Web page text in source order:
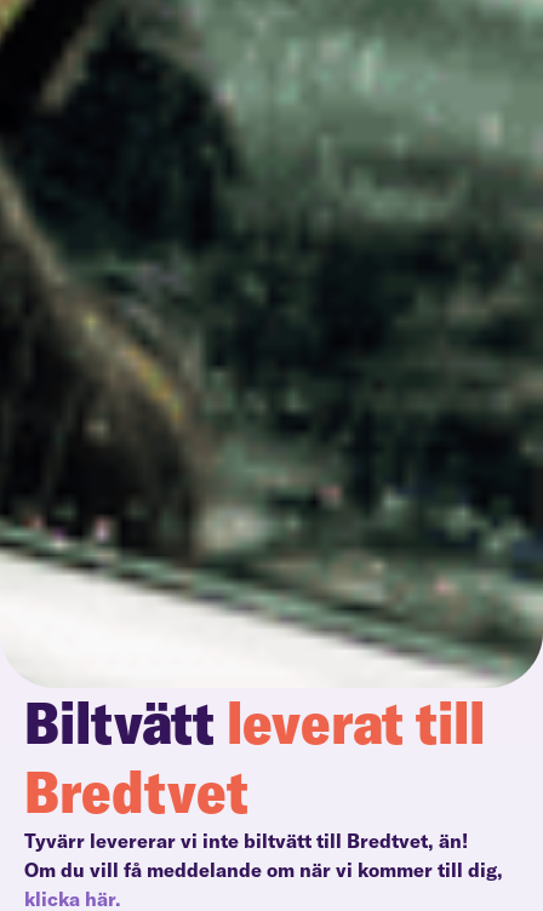
Biltvätt leverat till
Bredtvet
Tyvärr levererar vi inte biltvätt till Bredtvet, än!
Om du vill få meddelande om när vi kommer till dig,
klicka här.